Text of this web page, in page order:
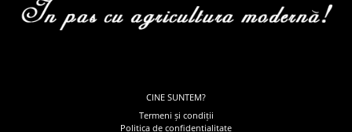
CINE SUNTEM?
Termeni și condiții
Politica de confidențialitate